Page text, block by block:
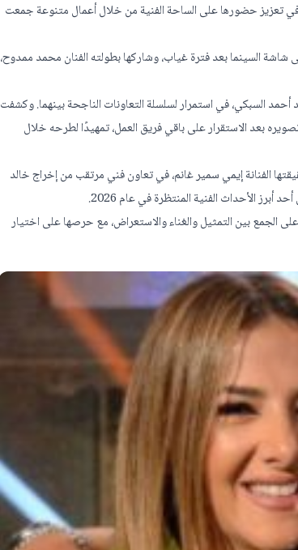
في تعزيز حضورها على الساحة الفنية من خلال أعمال متنوعة جمعت
السينما بعد فترة غياب، وشاركها بطولته الفنان محمد ممدوح،
السبكي، في استمرار لسلسلة التعاونات الناجحة بينهما. وكشفت
بعد الاستقرار على باقي فريق العمل، تمهيدًا لطرحه خلال
الفنانة إيمي سمير غانم، في تعاون فني مرتقب من إخراج خالد
الأحداث الفنية المنتظرة في عام 2026.
الجمع بين التمثيل والغناء والاستعراض، مع حرصها على اختيار